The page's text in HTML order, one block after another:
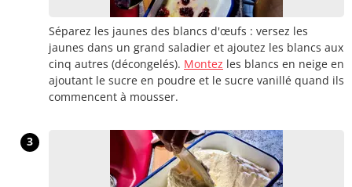
Séparez les jaunes des blancs d'œufs : versez les
jaunes dans un grand saladier et ajoutez les blancs aux
cinq autres (décongelés). Montez les blancs en neige en
ajoutant le sucre en poudre et le sucre vanillé quand ils
commencent à mousser.
3